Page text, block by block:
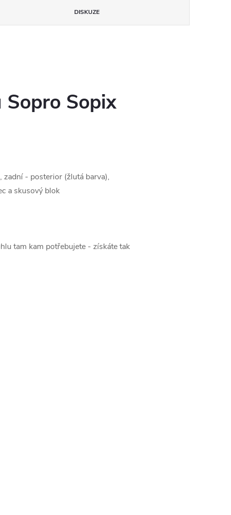
DISKUZE
Sopix
zadní - posterior (žlutá barva),
a skusový blok
tam kam potřebujete - získáte tak